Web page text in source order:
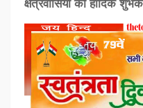
क्षेत्रवासियों को हार्दिक